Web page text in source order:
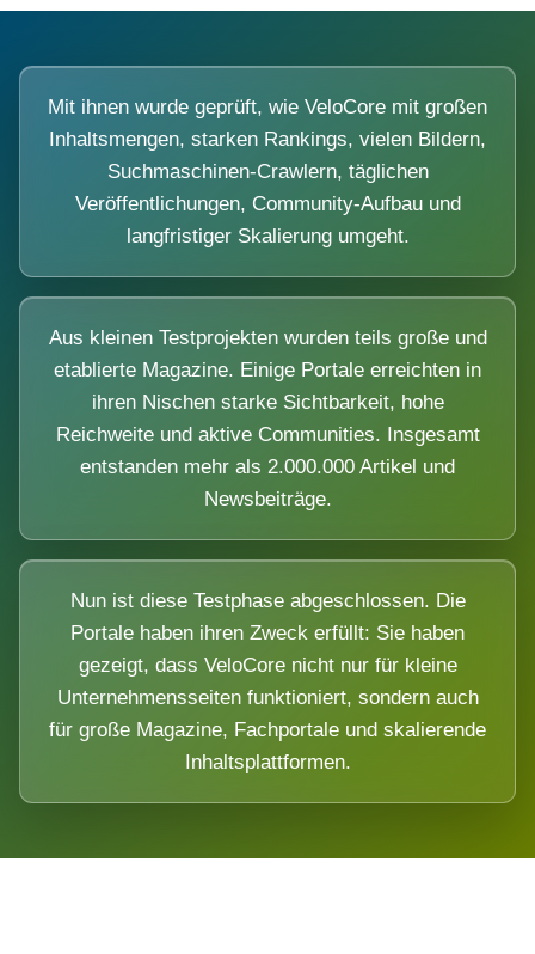
Mit ihnen wurde geprüft, wie VeloCore mit großen
Inhaltsmengen, starken Rankings, vielen Bildern,
Suchmaschinen-Crawlern, täglichen
Veröffentlichungen, Community-Aufbau und
langfristiger Skalierung umgeht.
Aus kleinen Testprojekten wurden teils große und
etablierte Magazine. Einige Portale erreichten in
ihren Nischen starke Sichtbarkeit, hohe
Reichweite und aktive Communities. Insgesamt
entstanden mehr als 2.000.000 Artikel und
Newsbeiträge.
Nun ist diese Testphase abgeschlossen. Die
Portale haben ihren Zweck erfüllt: Sie haben
gezeigt, dass VeloCore nicht nur für kleine
Unternehmensseiten funktioniert, sondern auch
für große Magazine, Fachportale und skalierende
Inhaltsplattformen.